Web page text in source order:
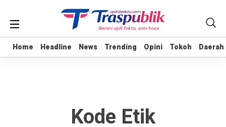
Home Headline News Trending Opini Tokoh Daerah
Home Headline News Trending Opini Tokoh Daerah
Kode Etik